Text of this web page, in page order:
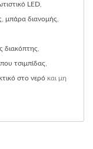
LED
μπάρα διανομής
διακόπτης
τσιμπίδας
στο νερό και μη